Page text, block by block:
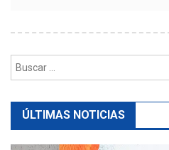
ÚLTIMAS NOTICIAS